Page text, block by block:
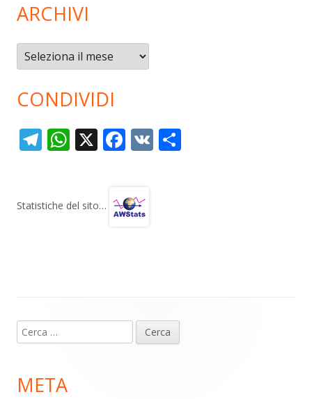
ARCHIVI
Archivi
CONDIVIDI
T
gr
W
s
X F
b
V
Statistiche del sito…
piè
pagina
Ricerca
per:
META